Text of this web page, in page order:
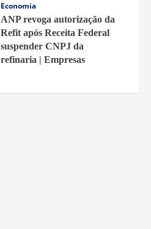
Economia
ANP revoga autorização da
Refit após Receita Federal
suspender CNPJ da
refinaria | Empresas